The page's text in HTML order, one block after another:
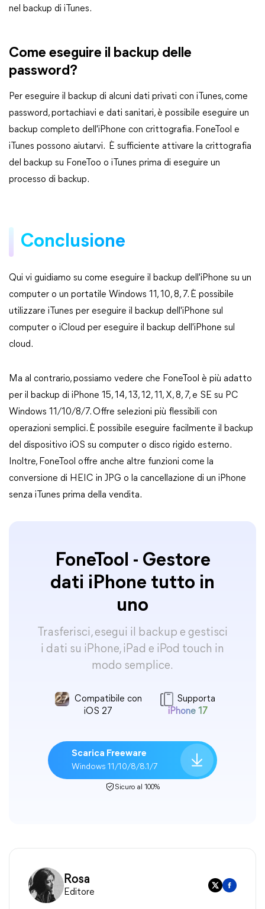
nel backup di iTunes.
Come eseguire il backup delle
password?
Per eseguire il backup di alcuni dati privati con iTunes, come
password, portachiavi e dati sanitari, è possibile eseguire un
backup completo dell'iPhone con crittografia. FoneTool e
iTunes possono aiutarvi. È sufficiente attivare la crittografia
del backup su FoneToo o iTunes prima di eseguire un
processo di backup.
Conclusione
Qui vi guidiamo su come eseguire il backup dell'iPhone su un
computer o un portatile Windows 11, 10, 8, 7. È possibile
utilizzare iTunes per eseguire il backup dell'iPhone sul
computer o iCloud per eseguire il backup dell'iPhone sul
cloud.
Ma al contrario, possiamo vedere che FoneTool è più adatto
per il backup di iPhone 15, 14, 13, 12, 11, X, 8, 7, e SE su PC
Windows 11/10/8/7. Offre selezioni più flessibili con
operazioni semplici. È possibile eseguire facilmente il backup
del dispositivo iOS su computer o disco rigido esterno.
Inoltre, FoneTool offre anche altre funzioni come la
conversione di HEIC in JPG o la cancellazione di un iPhone
senza iTunes prima della vendita.
FoneTool - Gestore
dati iPhone tutto in
uno
Trasferisci, esegui il backup e gestisci
i dati su iPhone, iPad e iPod touch in
modo semplice.
Compatibile con
iOS 27
Supporta
iPhone 17
Scarica Freeware
Windows 11/10/8/8.1/7
Sicuro al 100%
Rosa
Editore